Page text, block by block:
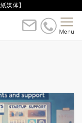
媒体】
Menu